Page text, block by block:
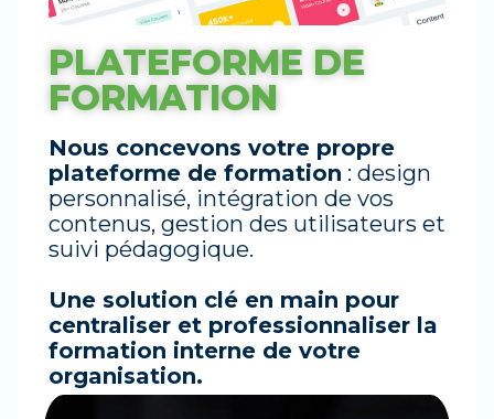
PLATEFORME DE
FORMATION
Nous concevons votre propre
plateforme de formation : design
personnalisé, intégration de vos
contenus, gestion des utilisateurs et
suivi pédagogique.
Une solution clé en main pour
centraliser et professionnaliser la
formation interne de votre
organisation.